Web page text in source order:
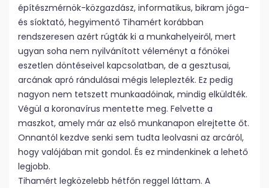
építészmérnök-közgazdász, informatikus, bikram jóga-
és síoktató, hegyimentő Tihamért korábban
rendszeresen azért rúgták ki a munkahelyeiről, mert
ugyan soha nem nyilvánított véleményt a főnökei
eszetlen döntéseivel kapcsolatban, de a gesztusai,
arcának apró rándulásai mégis leleplezték. Ez pedig
nagyon nem tetszett munkaadóinak, mindig elküldték.
Végül a koronavírus mentette meg. Felvette a
maszkot, amely már az első munkanapon elrejtette őt.
Onnantól kezdve senki sem tudta leolvasni az arcáról,
hogy valójában mit gondol. És ez mindenkinek a lehető
legjobb.
Tihamért legközelebb hétfőn reggel láttam. A